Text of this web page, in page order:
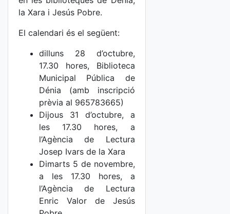
la Xara i Jesús Pobre.
El calendari és el següent:
dilluns 28 d’octubre,
17.30 hores, Biblioteca
Municipal Pública de
Dénia (amb inscripció
prèvia al 965783665)
Dijous 31 d’octubre, a
les 17.30 hores, a
l’Agència de Lectura
Josep Ivars de la Xara
Dimarts 5 de novembre,
a les 17.30 hores, a
l’Agència de Lectura
Enric Valor de Jesús